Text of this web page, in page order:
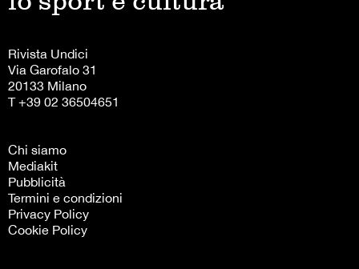
Rivista Undici
Via Garofalo 31
20133 Milano
T +39 02 36504651
Chi siamo
Mediakit
Pubblicità
Termini e condizioni
Privacy Policy
Cookie Policy